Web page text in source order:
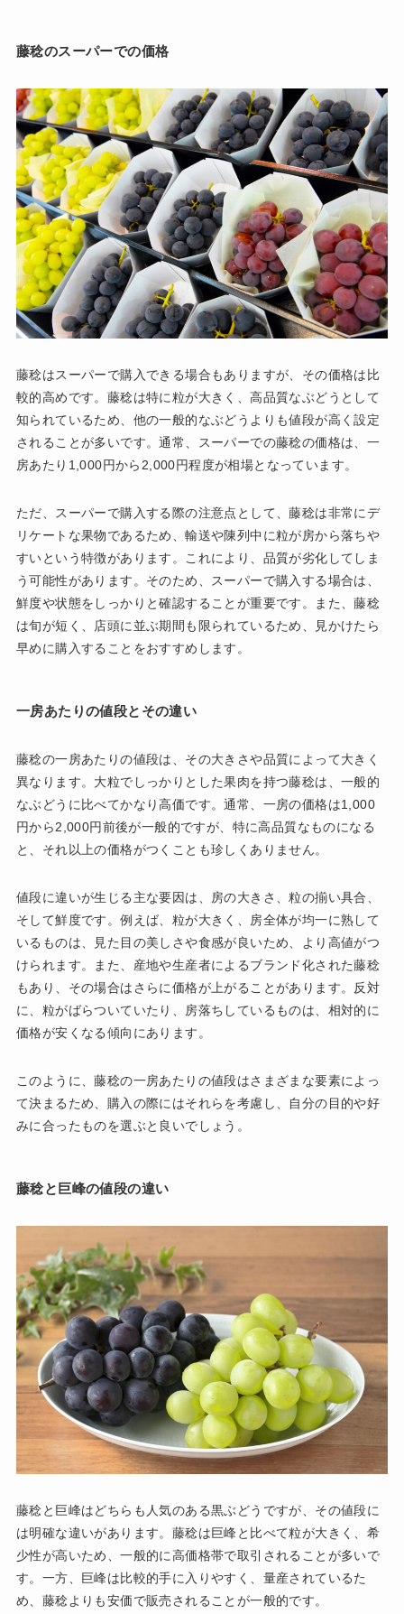
藤稔のスーパーでの価格
藤稔はスーパーで購入できる場合もありますが、その価格は比
較的高めです。藤稔は特に粒が大きく、高品質なぶどうとして
知られているため、他の一般的なぶどうよりも値段が高く設定
されることが多いです。通常、スーパーでの藤稔の価格は、一
房あたり1,000円から2,000円程度が相場となっています。
ただ、スーパーで購入する際の注意点として、藤稔は非常にデ
リケートな果物であるため、輸送や陳列中に粒が房から落ちや
すいという特徴があります。これにより、品質が劣化してしま
う可能性があります。そのため、スーパーで購入する場合は、
鮮度や状態をしっかりと確認することが重要です。また、藤稔
は旬が短く、店頭に並ぶ期間も限られているため、見かけたら
早めに購入することをおすすめします。
一房あたりの値段とその違い
藤稔の一房あたりの値段は、その大きさや品質によって大きく
異なります。大粒でしっかりとした果肉を持つ藤稔は、一般的
なぶどうに比べてかなり高価です。通常、一房の価格は1,000
円から2,000円前後が一般的ですが、特に高品質なものになる
と、それ以上の価格がつくことも珍しくありません。
値段に違いが生じる主な要因は、房の大きさ、粒の揃い具合、
そして鮮度です。例えば、粒が大きく、房全体が均一に熟して
いるものは、見た目の美しさや食感が良いため、より高値がつ
けられます。また、産地や生産者によるブランド化された藤稔
もあり、その場合はさらに価格が上がることがあります。反対
に、粒がばらついていたり、房落ちしているものは、相対的に
価格が安くなる傾向にあります。
このように、藤稔の一房あたりの値段はさまざまな要素によっ
て決まるため、購入の際にはそれらを考慮し、自分の目的や好
みに合ったものを選ぶと良いでしょう。
藤稔と巨峰の値段の違い
藤稔と巨峰はどちらも人気のある黒ぶどうですが、その値段に
は明確な違いがあります。藤稔は巨峰と比べて粒が大きく、希
少性が高いため、一般的に高価格帯で取引されることが多いで
す。一方、巨峰は比較的手に入りやすく、量産されているた
め、藤稔よりも安価で販売されることが一般的です。